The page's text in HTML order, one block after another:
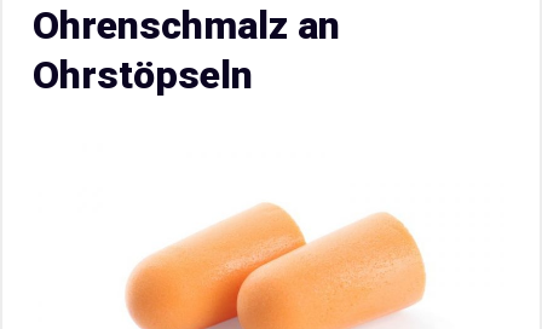
Ohrenschmalz an
Ohrstöpseln